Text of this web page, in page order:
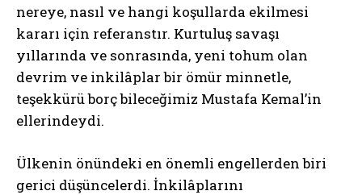
nereye, nasıl ve hangi koşullarda ekilmesi
kararı için referanstır. Kurtuluş savaşı
yıllarında ve sonrasında, yeni tohum olan
devrim ve inkilâplar bir ömür minnetle,
teşekkürü borç bileceğimiz Mustafa Kemal’in
ellerindeydi.
Ülkenin önündeki en önemli engellerden biri
gerici düşüncelerdi. İnkilâplarını